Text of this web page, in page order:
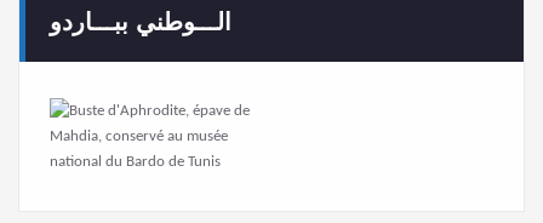
الـــوطني ببـــاردو